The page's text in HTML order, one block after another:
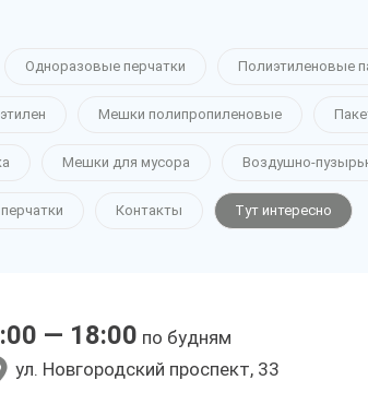
Одноразовые перчатки Полиэтиленовые
Мешки полипропиленовые
Мешки для мусора Воздушно-
Контакты Тут интересно
— 18:00 по будням
ул. Новгородский проспект, 33